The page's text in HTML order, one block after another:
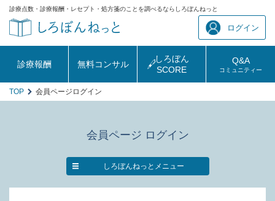
診療点数・診療報酬・レセプト・処方箋のことを調べるならしろぼんねっと
ログイン
診療報酬 無料コンサル
しろぼん
SCORE
Q&A
コミュニティー
TOP 会員ページログイン
会員ページ ログイン
しろぼんねっとメニュー